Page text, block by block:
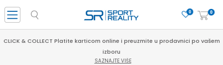
0
0
CLICK & COLLECT Platite karticom online i preuzmite u prodavnici po vašem
izboru
SAZNAJTE VIŠE